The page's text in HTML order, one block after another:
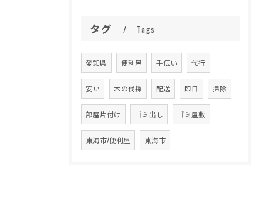
タグ Tags
愛知県 便利屋 手伝い 代行
安い 木の伐採 配送 即日 掃除
部屋片付け ゴミ出し ゴミ屋敷
東海市/便利屋 東海市